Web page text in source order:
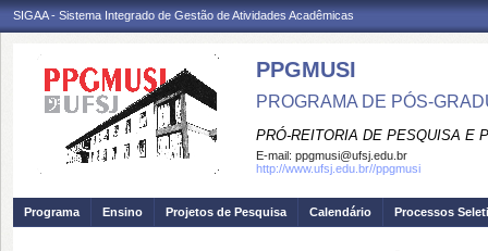
SIGAA - Sistema Integrado de Gestão de Atividades Acadêmicas
PPGMUSI
PROGRAMA DE PÓS-
PRÓ-REITORIA DE PESQUISA E
E-mail: ppgmusi@ufsj.edu.br
http://www.ufsj.edu.br//ppgmusi
Programa Ensino Projetos de Pesquisa Calendário Processos